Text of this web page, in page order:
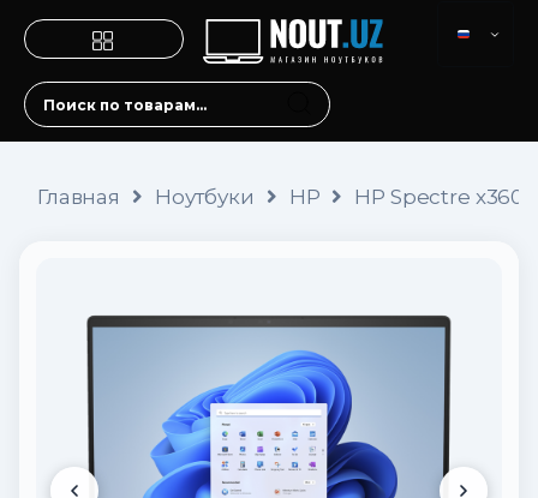
Главная Ноутбуки HP HP Spectre x360